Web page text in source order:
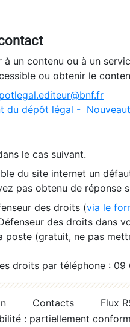
à un contenu ou à un
ou obtenir le
du dépôt légal -
le cas suivant.
du site internet un
pas obtenu de réponse
des droits (via le
des droits dans
poste (gratuit, ne pas
droits par téléphone :
Contacts
Flux
: partiellement